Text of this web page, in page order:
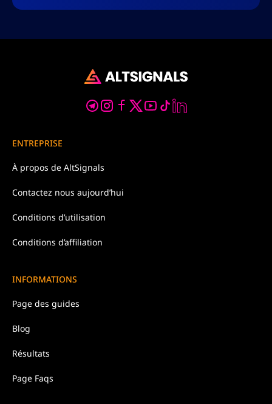
ENTREPRISE
À propos de AltSignals
Contactez nous aujourd’hui
Conditions d’utilisation
Conditions d’affiliation
INFORMATIONS
Page des guides
Blog
Résultats
Page Faqs